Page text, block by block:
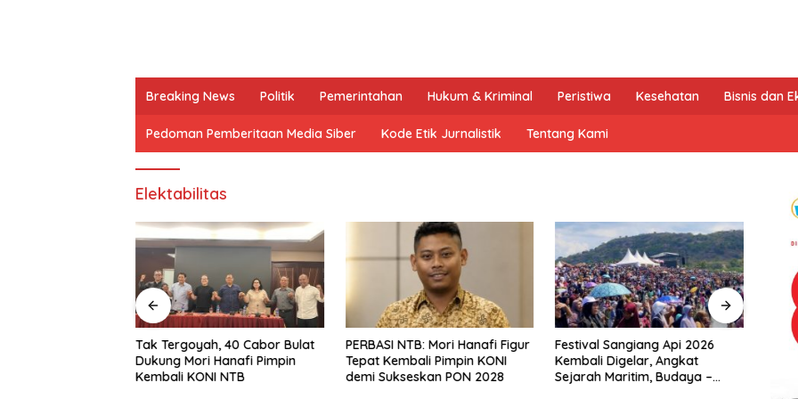
Breaking News Politik Pemerintahan Hukum & Kriminal Peristiwa Kesehatan Bisnis dan
Pedoman Pemberitaan Media Siber Kode Etik Jurnalistik Tentang Kami
Elektabilitas
Tak Tergoyah, 40 Cabor Bulat
Dukung Mori Hanafi Pimpin
Kembali KONI NTB
PERBASI NTB: Mori Hanafi Figur
Tepat Kembali Pimpin KONI
demi Sukseskan PON 2028
Festival Sangiang Api 2026
Kembali Digelar, Angkat
Sejarah Maritim, Budaya –